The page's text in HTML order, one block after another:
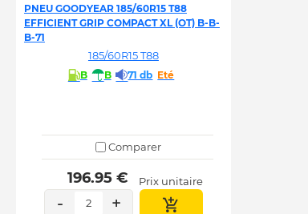
PNEU GOODYEAR 185/60R15 T88
EFFICIENT GRIP COMPACT XL (OT) B-B-
B-71
185/60R15 T88
B B 71 db Eté
Comparer
196.95 € Prix unitaire
- 2 +